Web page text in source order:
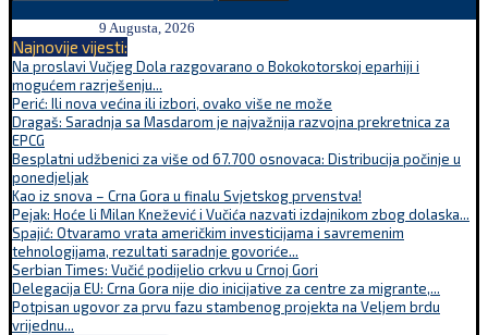
9 Augusta, 2026
Najnovije vijesti:
Na proslavi Vučjeg Dola razgovarano o Bokokotorskoj eparhiji i
mogućem razrješenju...
Perić: Ili nova većina ili izbori, ovako više ne može
Dragaš: Saradnja sa Masdarom je najvažnija razvojna prekretnica za
EPCG
Besplatni udžbenici za više od 67.700 osnovaca: Distribucija počinje u
ponedjeljak
Kao iz snova – Crna Gora u finalu Svjetskog prvenstva!
Pejak: Hoće li Milan Knežević i Vučića nazvati izdajnikom zbog dolaska...
Spajić: Otvaramo vrata američkim investicijama i savremenim
tehnologijama, rezultati saradnje govoriće...
Serbian Times: Vučić podijelio crkvu u Crnoj Gori
Delegacija EU: Crna Gora nije dio inicijative za centre za migrante,...
Potpisan ugovor za prvu fazu stambenog projekta na Veljem brdu
vrijednu...